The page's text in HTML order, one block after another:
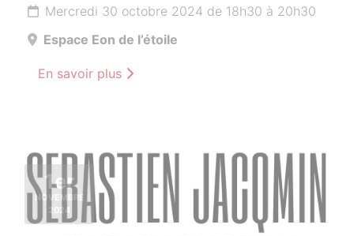
Mercredi 30 octobre 2024 de 18h30 à 20h30
Espace Eon de l’étoile
En savoir plus
1er
NOVEMBRE
2024